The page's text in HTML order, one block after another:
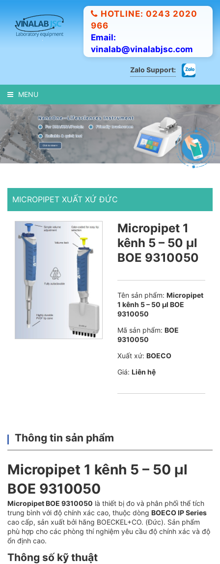
HOTLINE: 0243 2020
966
Email:
vinalab@vinalabjsc.com
Zalo Support:
MENU
MICROPIPET XUẤT XỨ ĐỨC
Micropipet 1
kênh 5 – 50 µl
BOE 9310050
Tên sản phẩm: Micropipet
1 kênh 5 – 50 µl BOE
9310050
Mã sản phẩm: BOE
9310050
Xuất xứ: BOECO
Giá: Liên hệ
Thông tin sản phẩm
Micropipet 1 kênh 5 – 50 µl
BOE 9310050
Micropipet BOE 9310050 là thiết bị đo và phân phối thể tích
trung bình với độ chính xác cao, thuộc dòng BOECO IP Series
cao cấp, sản xuất bởi hãng BOECKEL+CO. (Đức). Sản phẩm
phù hợp cho các phòng thí nghiệm yêu cầu độ chính xác và độ
ổn định cao.
Thông số kỹ thuật